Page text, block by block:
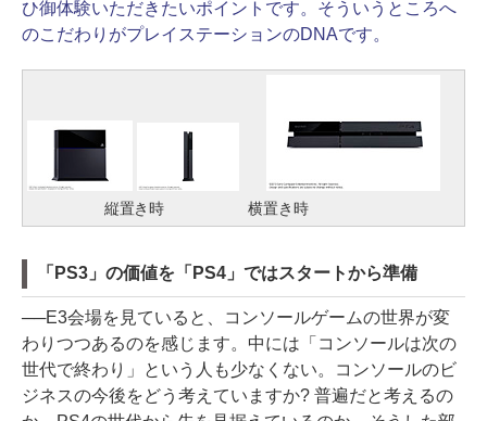
ひ御体験いただきたいポイントです。そういうところへ
のこだわりがプレイステーションのDNAです。
縦置き時 横置き時
「PS3」の価値を「PS4」ではスタートから準備
──E3会場を見ていると、コンソールゲームの世界が変
わりつつあるのを感じます。中には「コンソールは次の
世代で終わり」という人も少なくない。コンソールのビ
ジネスの今後をどう考えていますか? 普遍だと考えるの